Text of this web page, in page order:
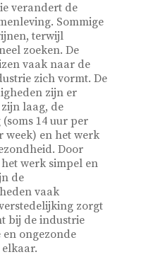
verandert de
Sommige
terwijl
zoeken. De
vaak naar de
zich vormt. De
zijn er
laag, de
14 uur per
week) en het werk
Door
werk simpel en
de
vaak
zorgt
bij de industrie
ongezonde